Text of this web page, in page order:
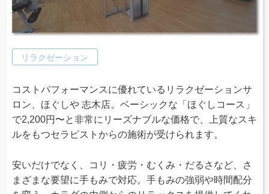
リラクゼーション
コストパフォーマンスに優れているリラクゼーションサ
ロン、ほぐしや 志木店。ベーシックな「ほぐしコース」
で2,200円〜と非常にリーズナブルな価格で、上質なスキ
ルをもつセラピストからの施術が受けられます。
安いだけでなく、コリ・疲労・むくみ・だるさなど、さ
まざまな要望に手もみで対応。手もみの強弱や時間配分